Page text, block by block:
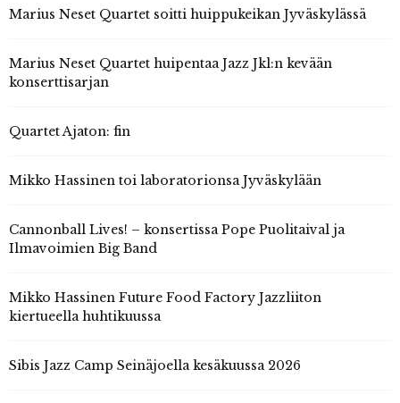
Marius Neset Quartet soitti huippukeikan Jyväskylässä
Marius Neset Quartet huipentaa Jazz Jkl:n kevään
konserttisarjan
Quartet Ajaton: fin
Mikko Hassinen toi laboratorionsa Jyväskylään
Cannonball Lives! – konsertissa Pope Puolitaival ja
Ilmavoimien Big Band
Mikko Hassinen Future Food Factory Jazzliiton
kiertueella huhtikuussa
Sibis Jazz Camp Seinäjoella kesäkuussa 2026